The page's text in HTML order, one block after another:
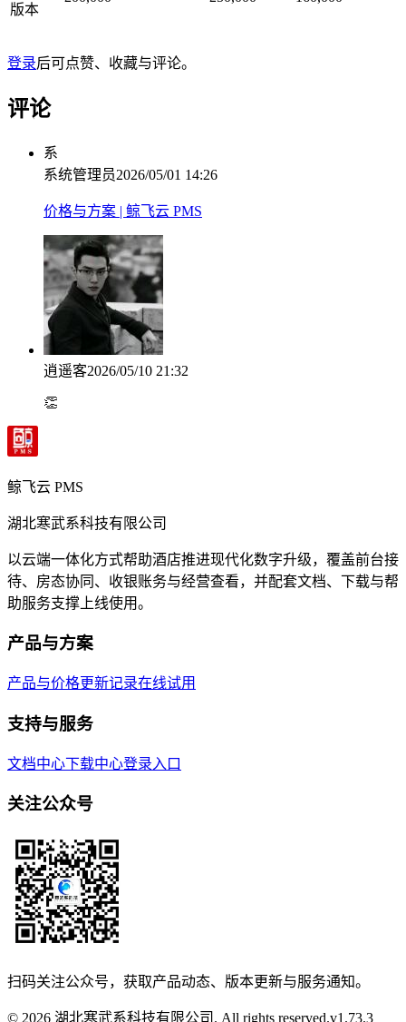
版本
登录后可点赞、收藏与评论。
评论
系
系统管理员2026/05/01 14:26
价格与方案 | 鲸飞云 PMS
逍遥客2026/05/10 21:32
👏
鲸飞云 PMS
湖北寒武系科技有限公司
以云端一体化方式帮助酒店推进现代化数字升级，覆盖前台接
待、房态协同、收银账务与经营查看，并配套文档、下载与帮
助服务支撑上线使用。
产品与方案
产品与价格更新记录在线试用
支持与服务
文档中心下载中心登录入口
关注公众号
扫码关注公众号，获取产品动态、版本更新与服务通知。
© 2026 湖北寒武系科技有限公司. All rights reserved.v1.73.3